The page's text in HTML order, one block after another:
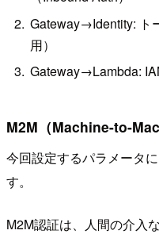
Gateway→Identity: ト
用）
Gateway→Lambda:
M2M（Machine-to-
今回設定するパラメータ
す。
M2M認証は、人間の介入